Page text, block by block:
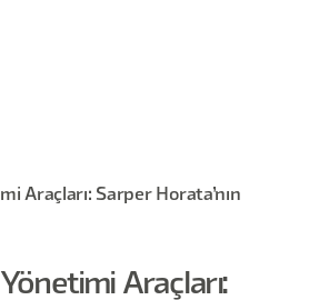
Araçları: Sarper Horata’nın
Araçları: